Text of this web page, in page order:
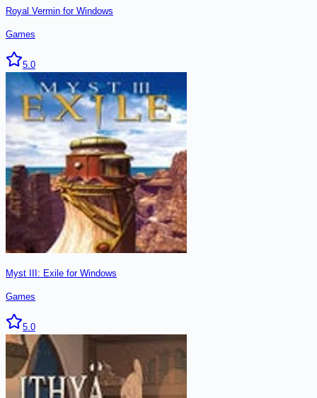
Royal Vermin for Windows
Games
5.0
Myst III: Exile for Windows
Games
5.0